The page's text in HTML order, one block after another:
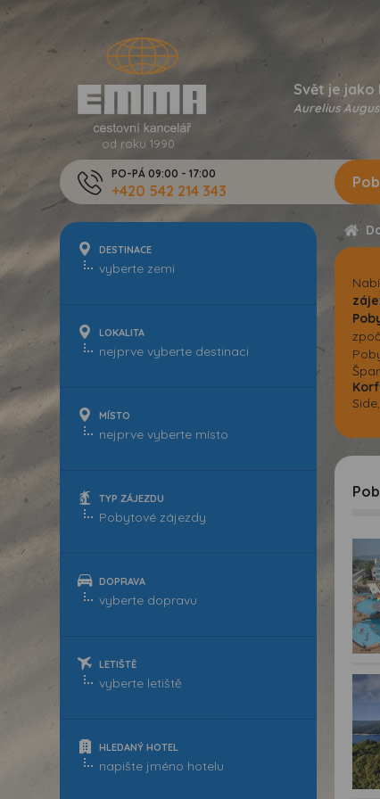
od roku 1990
Svět je jako
Aurelius
PO-PÁ 09:00 - 17:00
+420 542 214 343
DESTINACE
LOKALITA
MÍSTO
TYP ZÁJEZDU
DOPRAVA
LETIŠTĚ
HLEDANÝ HOTEL